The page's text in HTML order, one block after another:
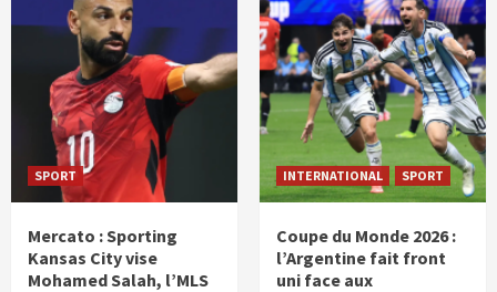
SPORT
Mercato : Sporting
Kansas City vise
Mohamed Salah, l’MLS
INTERNATIONAL SPORT
Coupe du Monde 2026 :
l’Argentine fait front
uni face aux